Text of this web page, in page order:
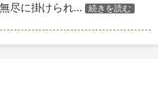
尽に掛けられ...
続きを読む